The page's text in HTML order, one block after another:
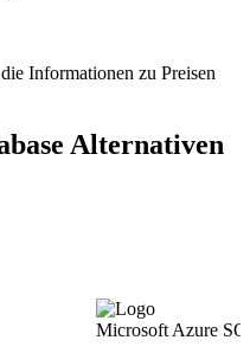
Informationen zu Preisen
Alternativen
Microsoft Azure